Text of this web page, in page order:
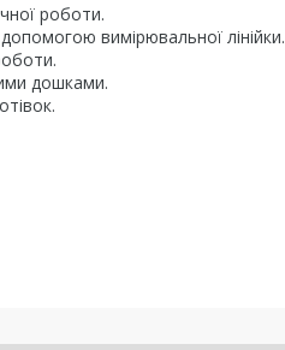
роботи.
вимірювальної лінійки.
дошками.